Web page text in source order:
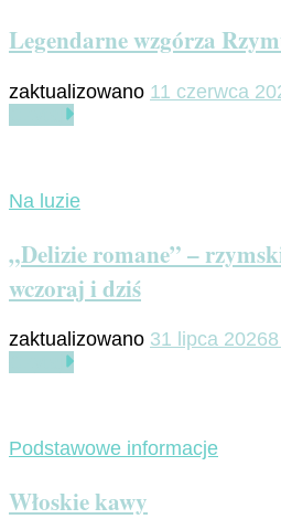
Legendarne wzgórza
zaktualizowano 11 czerwca
Na luzie
„Delizie romane” –
wczoraj i dziś
zaktualizowano 31 lipca 2026
Podstawowe informacje
Włoskie kawy